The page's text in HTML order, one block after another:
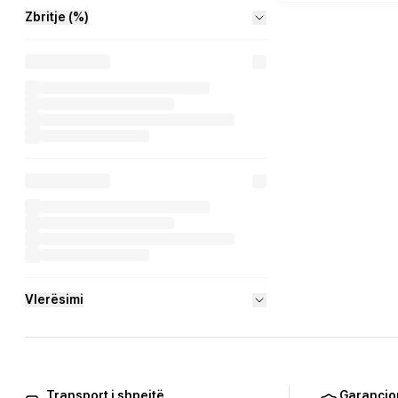
Zbritje (%)
Vlerësimi
Transport i shpejtë